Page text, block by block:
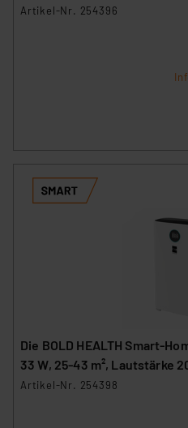
m³/h, WLAN
Artikel-Nr. 254396
Die BOLD HEALTH Smart-
33 W, 25-43 m², Lautstärke
m³/h, WLAN
Artikel-Nr. 254398